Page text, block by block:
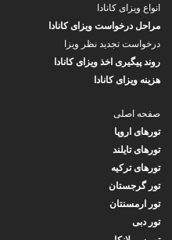
انواع ویزای کانادا
مراحل درخواست ویزای کانادا
درخواست تجدید نظر ویزا
روند پیگیری اخذ ویزای کانادا
هزینه ویزای کانادا
صفحه اصلی
تورهای اروپا
تورهای تایلند
تورهای ترکیه
تور گرجستان
تور ارمسنتان
تور دبی